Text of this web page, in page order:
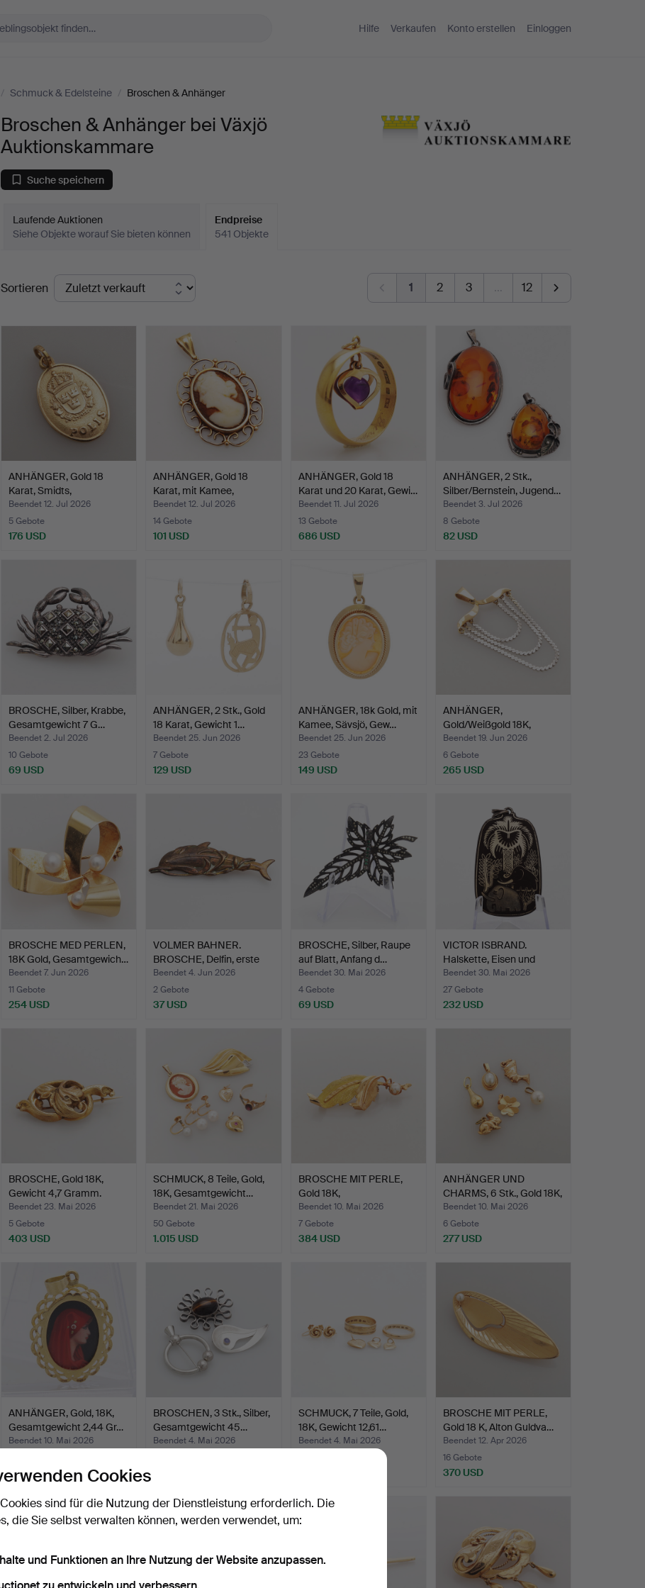
Hilfe Verkaufen Konto erstellen Einloggen
/ Schmuck & Edelsteine / Broschen & Anhänger
Broschen & Anhänger bei Växjö
Auktionskammare
Suche speichern
Laufende Auktionen
Siehe Objekte worauf Sie bieten können
Endpreise
541 Objekte
Endpreise
Sortieren 1 2 3 … 12
ANHÄNGER, Gold 18
Karat, Smidts,
Stockholm…
Beendet 12. Jul 2026
5 Gebote
176 USD
ANHÄNGER, Gold 18
Karat, mit Kamee,
Gesamt…
Beendet 12. Jul 2026
14 Gebote
101 USD
ANHÄNGER, Gold 18
Karat und 20 Karat, Gewi…
Beendet 11. Jul 2026
13 Gebote
686 USD
ANHÄNGER, 2 Stk.,
Silber/Bernstein, Jugend…
Beendet 3. Jul 2026
8 Gebote
82 USD
BROSCHE, Silber, Krabbe,
Gesamtgewicht 7 G…
Beendet 2. Jul 2026
10 Gebote
69 USD
ANHÄNGER, 2 Stk., Gold
18 Karat, Gewicht 1…
Beendet 25. Jun 2026
7 Gebote
129 USD
ANHÄNGER, 18k Gold, mit
Kamee, Sävsjö, Gew…
Beendet 25. Jun 2026
23 Gebote
149 USD
ANHÄNGER,
Gold/Weißgold 18K,
Gesamtgewicht…
Beendet 19. Jun 2026
6 Gebote
265 USD
BROSCHE MED PERLEN,
18K Gold, Gesamtgewich…
Beendet 7. Jun 2026
11 Gebote
254 USD
VOLMER BAHNER.
BROSCHE, Delfin, erste
Hälf…
Beendet 4. Jun 2026
2 Gebote
37 USD
BROSCHE, Silber, Raupe
auf Blatt, Anfang d…
Beendet 30. Mai 2026
4 Gebote
69 USD
VICTOR ISBRAND.
Halskette, Eisen und
Sterl…
Beendet 30. Mai 2026
27 Gebote
232 USD
BROSCHE, Gold 18K,
Gewicht 4,7 Gramm.
Beendet 23. Mai 2026
5 Gebote
403 USD
SCHMUCK, 8 Teile, Gold,
18K, Gesamtgewicht…
Beendet 21. Mai 2026
50 Gebote
1.015 USD
BROSCHE MIT PERLE,
Gold 18K,
Gesamtgewicht…
Beendet 10. Mai 2026
7 Gebote
384 USD
ANHÄNGER UND
CHARMS, 6 Stk., Gold 18K,
Ges…
Beendet 10. Mai 2026
6 Gebote
277 USD
ANHÄNGER, Gold, 18K,
Gesamtgewicht 2,44 Gr…
Beendet 10. Mai 2026
149 USD
BROSCHEN, 3 Stk., Silber,
Gesamtgewicht 45…
Beendet 4. Mai 2026
SCHMUCK, 7 Teile, Gold,
18K, Gewicht 12,61…
Beendet 4. Mai 2026
BROSCHE MIT PERLE,
Gold 18 K, Alton Guldva…
Beendet 12. Apr 2026
16 Gebote
370 USD
Cookies
sind für die Nutzung der Dienstleistung erforderlich. Die
die Sie selbst verwalten können, werden verwendet, um:
und Funktionen an Ihre Nutzung der Website anzupassen.